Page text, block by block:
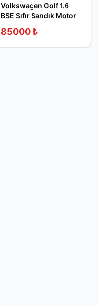
Volkswagen Golf 1.6
BSE Sıfır Sandık Motor
85000 ₺